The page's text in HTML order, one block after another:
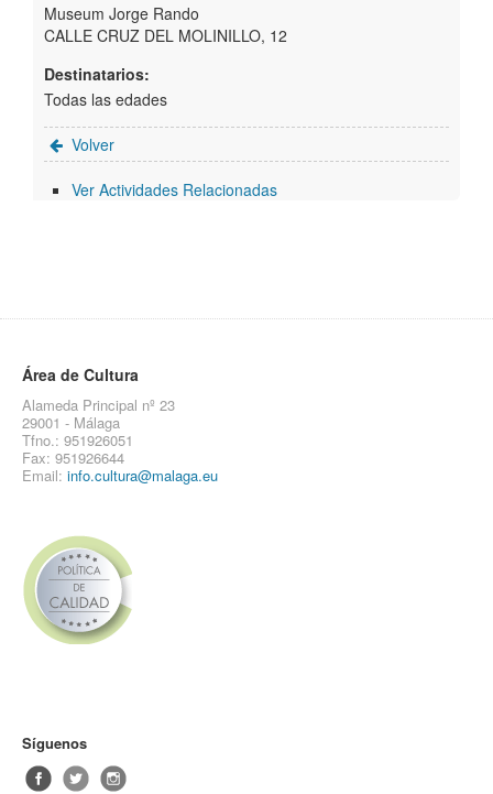
Museum Jorge Rando
CALLE CRUZ DEL MOLINILLO, 12
Destinatarios:
Todas las edades
Volver
Ver Actividades Relacionadas
Área de Cultura
Alameda Principal nº 23
29001 - Málaga
Tfno.: 951926051
Fax: 951926644
Email: info.cultura@malaga.eu
Síguenos